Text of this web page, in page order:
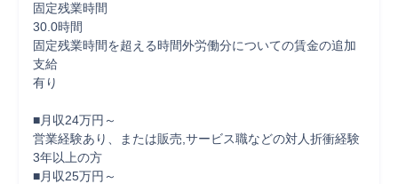
固定残業時間
30.0時間
固定残業時間を超える時間外労働分についての賃金の追加
支給
有り
■月収24万円～
営業経験あり、または販売,サービス職などの対人折衝経験
3年以上の方
■月収25万円～